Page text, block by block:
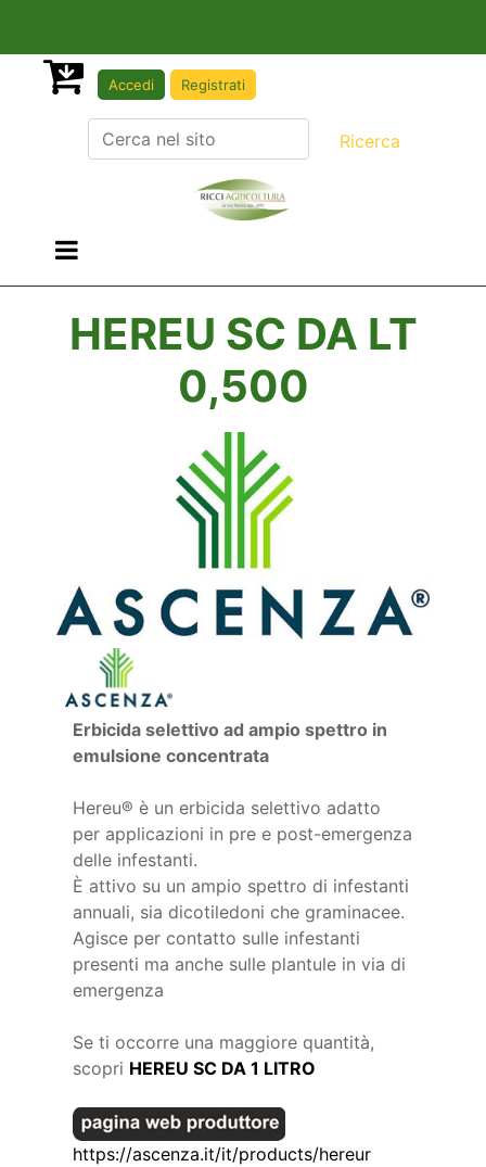
Accedi Registrati
Open menu
HEREU SC DA LT
0,500
Erbicida selettivo ad ampio spettro in
emulsione concentrata
Hereu® è un erbicida selettivo adatto
per applicazioni in pre e post-emergenza
delle infestanti.
È attivo su un ampio spettro di infestanti
annuali, sia dicotiledoni che graminacee.
Agisce per contatto sulle infestanti
presenti ma anche sulle plantule in via di
emergenza
Se ti occorre una maggiore quantità,
scopri HEREU SC DA 1 LITRO
https://ascenza.it/it/products/hereur